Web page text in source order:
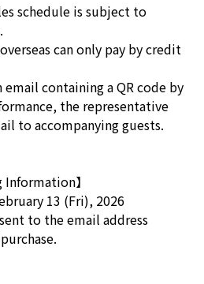
schedule is subject to
can only pay by credit
containing a QR code by
the representative
to accompanying guests.
Information】
13 (Fri), 2026
to the email address